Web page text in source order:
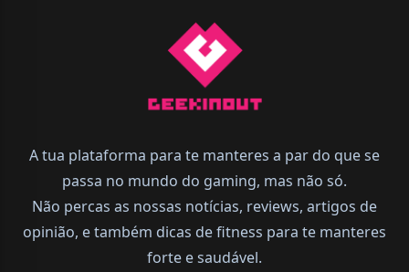
A tua plataforma para te manteres a par do que se
passa no mundo do gaming, mas não só.
Não percas as nossas notícias, reviews, artigos de
opinião, e também dicas de fitness para te manteres
forte e saudável.